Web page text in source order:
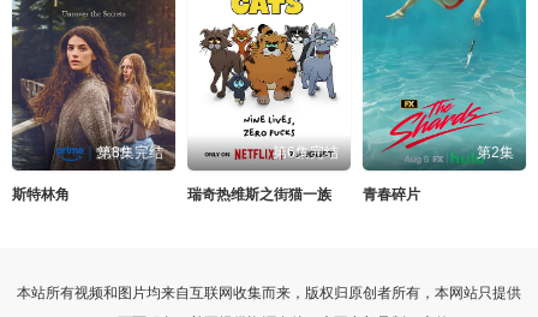
第8集完结
斯特林角
第6集完结
瑞奇热维斯之街猫一族
第2集
青春碎片
本站所有视频和图片均来自互联网收集而来，版权归原创者所有，本网站只提供